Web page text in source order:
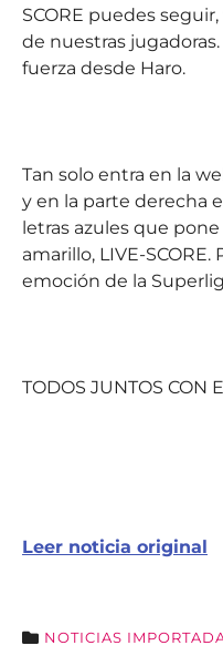
SCORE puedes
de nuestras
fuerza desde Haro.
Tan solo entra en la
y en la parte derecha
letras azules que pone
amarillo, LIVE-
emoción de la
TODOS JUNTOS CON
Leer noticia original
NOTICIAS